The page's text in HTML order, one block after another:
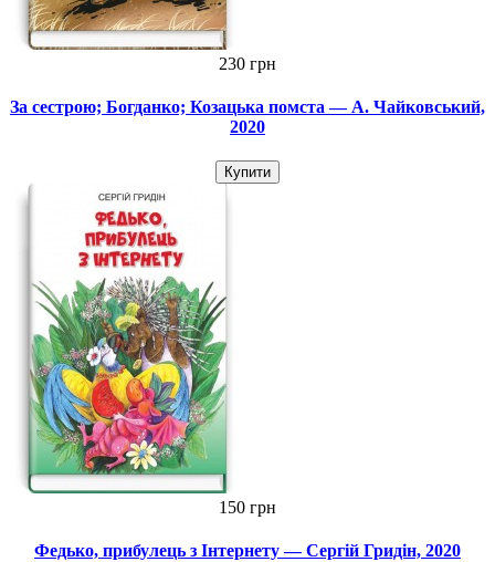
230 грн
За сестрою; Богданко; Козацька помста — А. Чайковський,
2020
Купити
150 грн
Федько, прибулець з Інтернету — Сергій Гридін, 2020